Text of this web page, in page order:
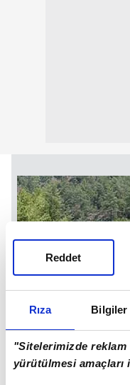
Rıza Bilgiler
"Sitelerimizde
yürütülmesi amaçları
Reddet